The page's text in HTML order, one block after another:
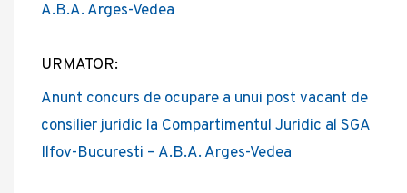
A.B.A. Arges-Vedea
URMATOR:
Anunt concurs de ocupare a unui post vacant de
consilier juridic la Compartimentul Juridic al SGA
Ilfov-Bucuresti – A.B.A. Arges-Vedea